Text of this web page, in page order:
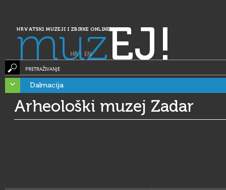
HRVATSKI MUZEJI I ZBIRKE ONLINE
muzEJ!
HR| EN
PRETRAŽIVANJE
Dalmacija
Arheološki muzej Zadar